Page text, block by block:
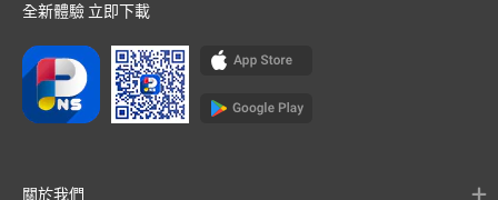
全新體驗 立即下載
關於我們